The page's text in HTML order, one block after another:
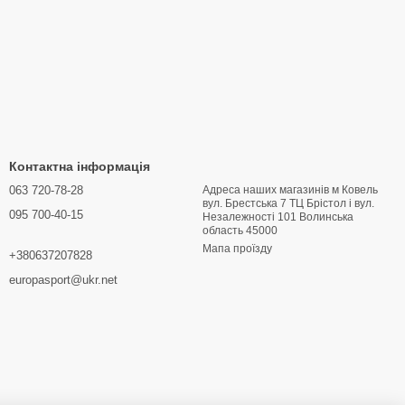
Контактна інформація
063 720-78-28
095 700-40-15
+380637207828
europasport@ukr.net
Адреса наших магазинів м Ковель
вул. Брестська 7 ТЦ Брістол і вул.
Hезалежності 101 Волинська
область 45000
Мапа проїзду